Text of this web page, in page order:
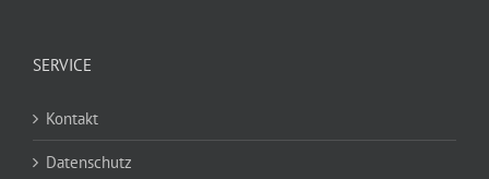
SERVICE
Kontakt
Datenschutz